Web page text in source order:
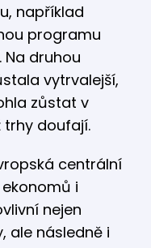
například
programu
druhou
vytrvalejší,
zůstat v
trhy doufají.
centrální
i
nejen
ale následně i